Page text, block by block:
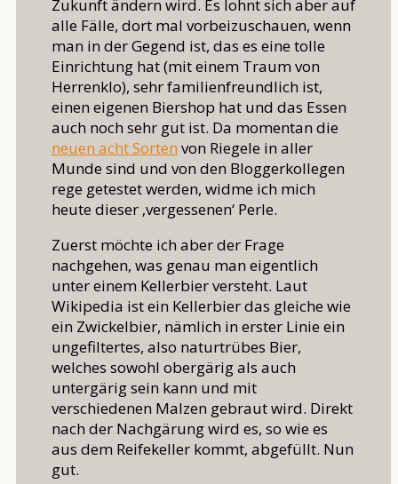
Zukunft ändern wird. Es lohnt sich aber auf
alle Fälle, dort mal vorbeizuschauen, wenn
man in der Gegend ist, das es eine tolle
Einrichtung hat (mit einem Traum von
Herrenklo), sehr familienfreundlich ist,
einen eigenen Biershop hat und das Essen
auch noch sehr gut ist. Da momentan die
neuen acht Sorten von Riegele in aller
Munde sind und von den Bloggerkollegen
rege getestet werden, widme ich mich
heute dieser ‚vergessenen‘ Perle.
Zuerst möchte ich aber der Frage
nachgehen, was genau man eigentlich
unter einem Kellerbier versteht. Laut
Wikipedia ist ein Kellerbier das gleiche wie
ein Zwickelbier, nämlich in erster Linie ein
ungefiltertes, also naturtrübes Bier,
welches sowohl obergärig als auch
untergärig sein kann und mit
verschiedenen Malzen gebraut wird. Direkt
nach der Nachgärung wird es, so wie es
aus dem Reifekeller kommt, abgefüllt. Nun
gut.